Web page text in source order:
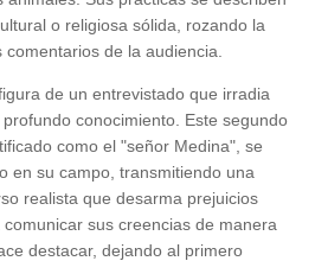
o religiosa sólida, rozando la
de la audiencia.
de un entrevistado que irradia
conocimiento. Este segundo
como el "señor Medina", se
en su campo, transmitiendo una
realista que desarma prejuicios
sus creencias de manera
destacar, dejando al primero